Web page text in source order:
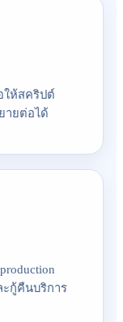
ให้สคริปต์
ายต่อได้
กู้คืนบริการ